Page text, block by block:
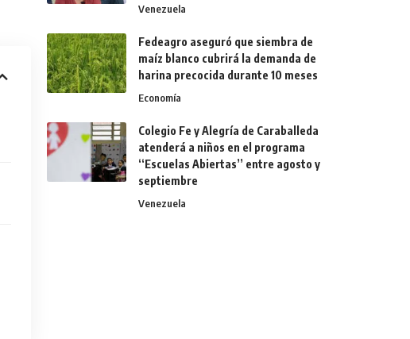
Venezuela
Fedeagro aseguró que siembra de
maíz blanco cubrirá la demanda de
harina precocida durante 10 meses
Economía
Colegio Fe y Alegría de Caraballeda
atenderá a niños en el programa
‘‘Escuelas Abiertas’’ entre agosto y
septiembre
Venezuela